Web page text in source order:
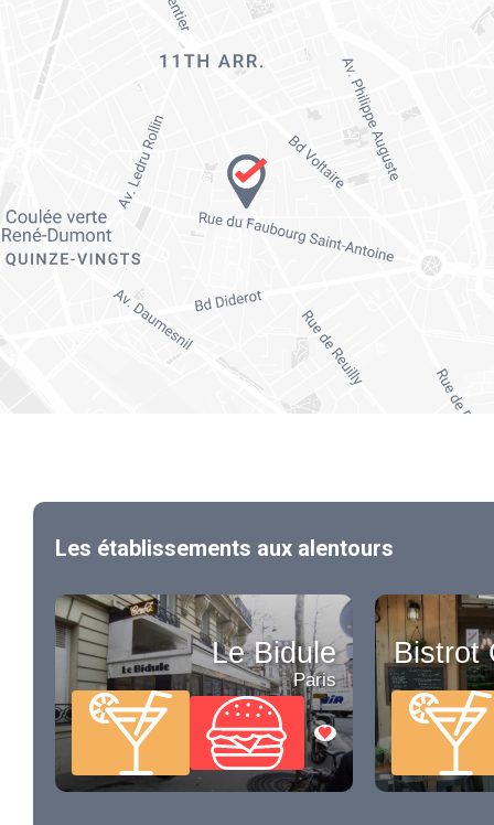
Les établissements aux alentours
Le Bidule
Paris
Bistrot